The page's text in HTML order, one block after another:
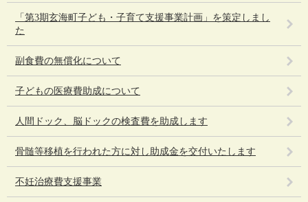
「第3期玄海町子ども・子育て支援事業計画」を策定しまし
た
副食費の無償化について
子どもの医療費助成について
人間ドック、脳ドックの検査費を助成します
骨髄等移植を行われた方に対し助成金を交付いたします
不妊治療費支援事業